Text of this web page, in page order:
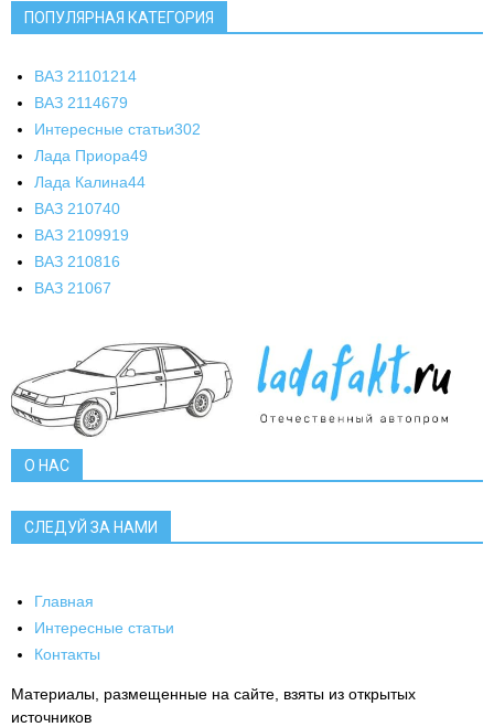
ПОПУЛЯРНАЯ КАТЕГОРИЯ
ВАЗ 21101214
ВАЗ 2114679
Интересные статьи302
Лада Приора49
Лада Калина44
ВАЗ 210740
ВАЗ 2109919
ВАЗ 210816
ВАЗ 21067
О НАС
СЛЕДУЙ ЗА НАМИ
Главная
Интересные статьи
Контакты
Материалы, размещенные на сайте, взяты из открытых
источников